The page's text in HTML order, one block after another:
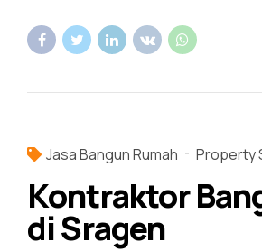
Jasa Bangun Rumah Property
Kontraktor
di Sragen